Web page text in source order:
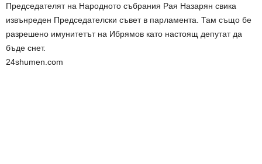
Председателят на Народното събрания Рая Назарян свика
извънреден Председателски съвет в парламента. Там също бе
разрешено имунитетът на Ибрямов като настоящ депутат да
бъде снет.
24shumen.com